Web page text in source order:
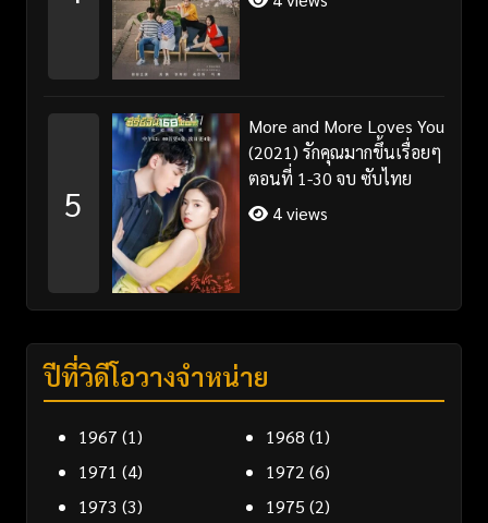
5
More and More Loves You
(2021) รักคุณมากขึ้นเรื่อยๆ
ตอนที่ 1-30 จบ ซับไทย
4 views
ปีที่วิดีโอวางจำหน่าย
1967 (1) 1968 (1)
1971 (4) 1972 (6)
1973 (3) 1975 (2)